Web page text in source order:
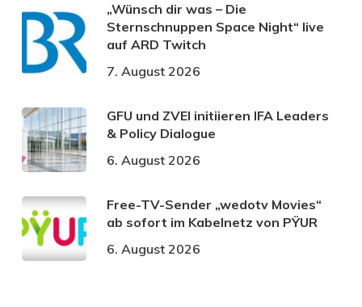
„Wünsch dir was – Die
Sternschnuppen Space Night“ live
auf ARD Twitch
7. August 2026
GFU und ZVEI initiieren IFA Leaders
& Policy Dialogue
6. August 2026
Free-TV-Sender „wedotv Movies“
ab sofort im Kabelnetz von PŸUR
6. August 2026